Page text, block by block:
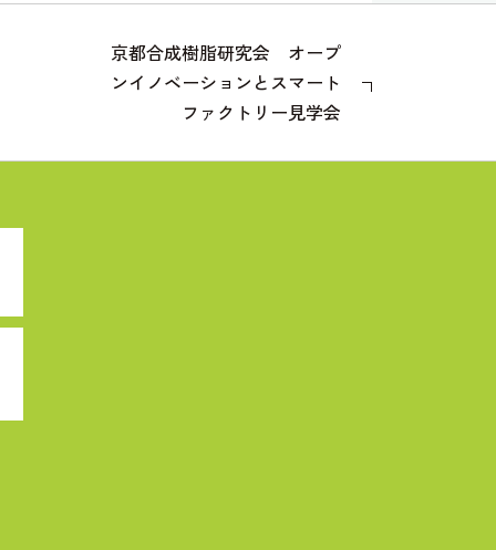
京都合成樹脂研究会 オープ
ンイノベーションとスマート
ファクトリー見学会